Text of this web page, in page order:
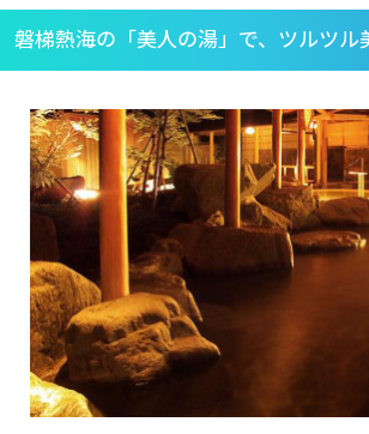
磐梯熱海の「美人の湯」で、ツルツル